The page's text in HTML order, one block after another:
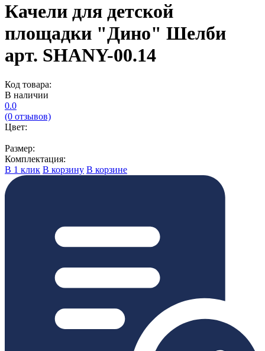
Качели для детской
площадки "Дино" Шелби
арт. SHANY-00.14
Код товара:
В наличии
0.0
(0 отзывов)
Цвет:
Размер:
Комплектация:
В 1 клик В корзину В корзине